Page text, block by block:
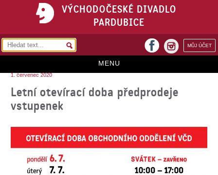
VÝCHODOČESKÉ DIVADLO
PARDUBICE
MŮJ ÚČET
facebook
MENU
VSTUPENKY
PŘEDPLATNÉ
1. červenec 2020
Letní otevírací doba předprodeje
vstupenek